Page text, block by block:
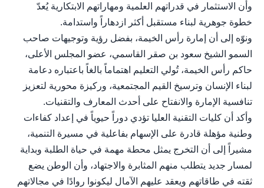
وأن الاستثمار في قدراتهم العلمية ومهاراتهم الابتكارية يُعدّ
خطوة جوهرية لبناء مستقبل أكثر ازدهاراً واستدامة.
ونوّه إلى أن إمارة رأس الخيمة، بفضل رؤية وتوجيهات صاحب
السمو الشيخ سعود بن صقر القاسمي، عضو المجلس الأعلى،
حاكم رأس الخيمة، تُولي التعليم اهتماماً بالغاً باعتباره دعامة
لبناء الإنسان وترسيخ القيم المجتمعية، وركيزة محورية لتعزيز
تنافسية الإمارة والانفتاح على أحدث المعارف والتقنيات.
وأكد أن كليات التقنية العليا تؤدي دوراً حيوياً في إعداد كفاءات
وطنية مؤهلة قادرة على الإسهام بفاعلية في مسيرة التنمية،
مشيراً إلى أن التخرج يمثل محطة مهمة في حياة الطلبة وبداية
لمسار جديد يتطلب منهم المثابرة والاجتهاد، وأن الوطن يضع
ثقته في طاقاتهم ويعقد عليهم الآمال ليكونوا روادًا في مجالاتهم